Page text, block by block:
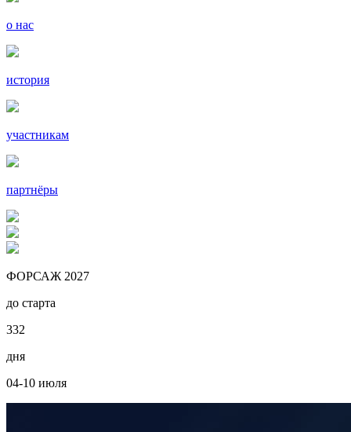
о нас
история
участникам
партнёры
ФОРСАЖ 2027
до старта
332
дня
04-10 июля